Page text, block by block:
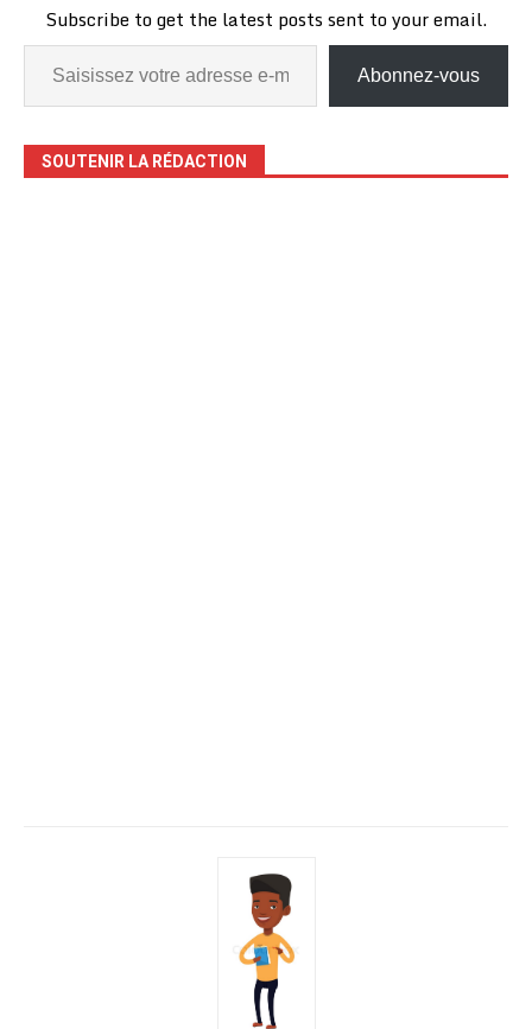
Subscribe to get the latest posts sent to your email.
Abonnez-vous
SOUTENIR LA RÉDACTION